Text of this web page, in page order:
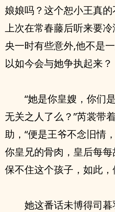
娘娘吗？这个恕小王真
上次在常春藤后听来要
央一时有些意外,他不是
以如今会与她争执起来？
“她是你皇嫂，你们
无关之人了么？”芮裳带
助，“便是王爷不念旧情
你皇兄的骨肉，皇后每
保不住这个孩子，如此
她这番话未博得司